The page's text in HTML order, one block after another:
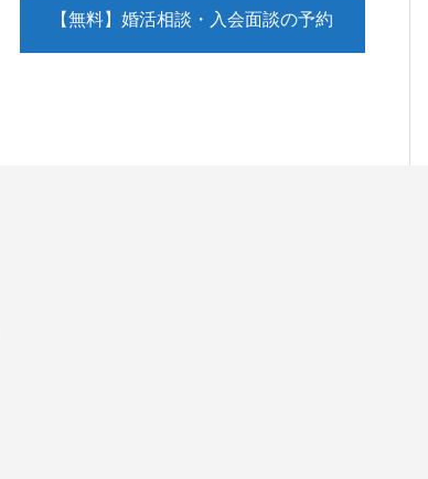
【無料】婚活相談・入会面談の予約